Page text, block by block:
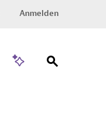
Anmelden